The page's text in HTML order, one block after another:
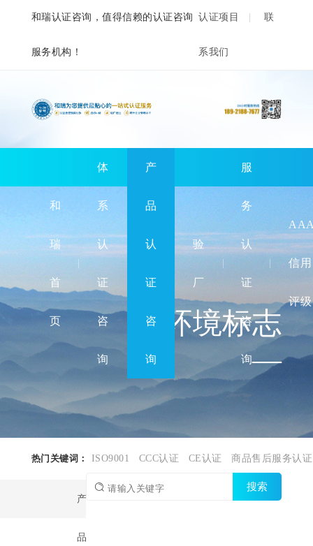
和瑞认证咨询，值得信赖的认证咨询
服务机构！
认证项目 联
系我们
和
瑞
首
页
体
系
认
证
咨
询
产
品
认
证
咨
询
验
厂
服
务
认
证
咨
询
信用
评级
环境标志
—
热门关键词： ISO9001 CCC认证 CE认证 商品售后服务认证
搜索
产
品